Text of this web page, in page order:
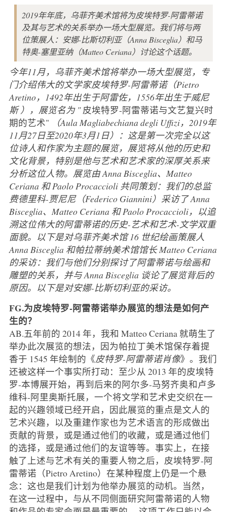
2019年年底，乌菲齐美术馆将为皮埃特罗-阿雷蒂诺
及其与艺术的关系举办一场大型展览。我们将与两
位策展人：安娜-比斯切利亚（Anna Bisceglia）和马
特奥-塞里亚纳（Matteo Ceriana）讨论这个话题。
今年11月，乌菲齐美术馆将举办一场大型展览，专
门介绍伟大的文学家皮埃特罗-阿雷蒂诺（Pietro
Aretino， 1492年出生于阿雷佐，1556年出生于威尼
斯 ），展览名为 "皮埃特罗-阿雷蒂诺与文艺复兴时
期的艺术" （Aula Magliabechiana degli Uffizi，2019年
11月27日至2020年3月1日）：这是第一次完全以这
位诗人和作家为主题的展览，展览将从他的历史和
文化背景，特别是他与艺术和艺术家的深厚关系来
分析这位人物。展览由 Anna Bisceglia、Matteo
Ceriana 和 Paolo Procaccioli 共同策划：我们的总监
费德里科-贾尼尼（Federico Giannini）采访了 Anna
Bisceglia、Matteo Ceriana 和 Paolo Procaccioli，以追
溯这位伟大的阿雷蒂诺的历史-艺术和艺术-文学双重
面貌。以下是对乌菲齐美术馆 16 世纪绘画策展人
Anna Bisceglia 和帕拉蒂纳美术馆馆长 Matteo Ceriana
的采访：我们与他们分别探讨了阿雷蒂诺与绘画和
雕塑的关系，并与 Anna Bisceglia 谈论了展览背后的
原因。以下是对安娜-比斯切利亚的采访。
FG.为皮埃特罗-阿雷蒂诺举办展览的想法是如何产
生的？
AB.五年前的 2014 年，我和 Matteo Ceriana 就萌生了
举办此次展览的想法，因为帕拉丁美术馆保存着提
香于 1545 年绘制的《皮特罗-阿雷蒂诺肖像》。我们
还被这样一个事实所打动：至少从 2013 年的皮埃特
罗-本博展开始，再到后来的阿尔多-马努齐奥和卢多
维科-阿里奥斯托展，一个将文学和艺术史交织在一
起的兴趣领域已经开启，因此展览的重点是文人的
艺术兴趣，以及重建作家也为艺术语言的形成做出
贡献的背景，或是通过他们的收藏，或是通过他们
的选择，或是通过他们的友谊等等。事实上，在接
触了上述与艺术有关的重要人物之后，皮埃特罗-阿
雷蒂诺（Pietro Aretino）在某种程度上仍是一个悬
念：这也是我们计划为他举办展览的动机。当然，
在这一过程中，与从不同侧面研究阿雷蒂诺的人物